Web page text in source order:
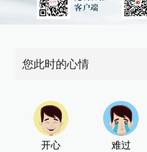
您此时的心情
开心 难过